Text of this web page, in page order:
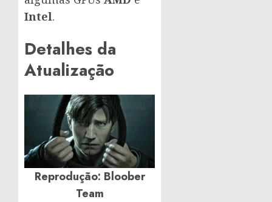
Intel.
Detalhes da
Atualização
Reprodução: Bloober
Team